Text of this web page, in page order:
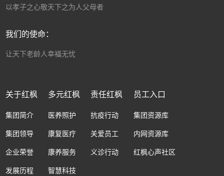
以孝子之心敬天下之为人父母者
我们的使命：
让天下老龄人幸福无忧
关于红枫
集团简介
集团领导
企业荣誉
发展历程
多元红枫
医养照护
康复医疗
康养服务
智慧科技
责任红枫
抗疫行动
关爱员工
义诊行动
员工入口
集团资源库
内网资源库
红枫心声社区